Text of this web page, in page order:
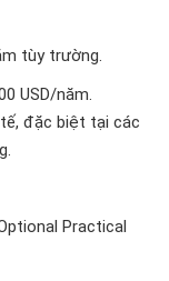
tùy trường.
USD/năm.
đặc biệt tại các
Practical